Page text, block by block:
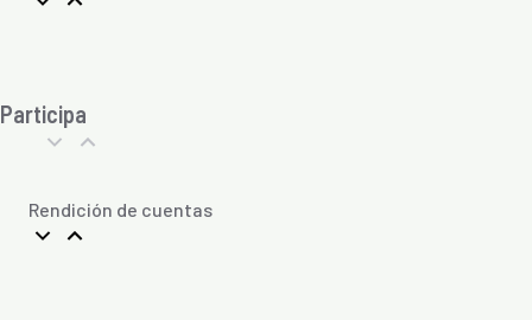
Participa
Rendición de cuentas